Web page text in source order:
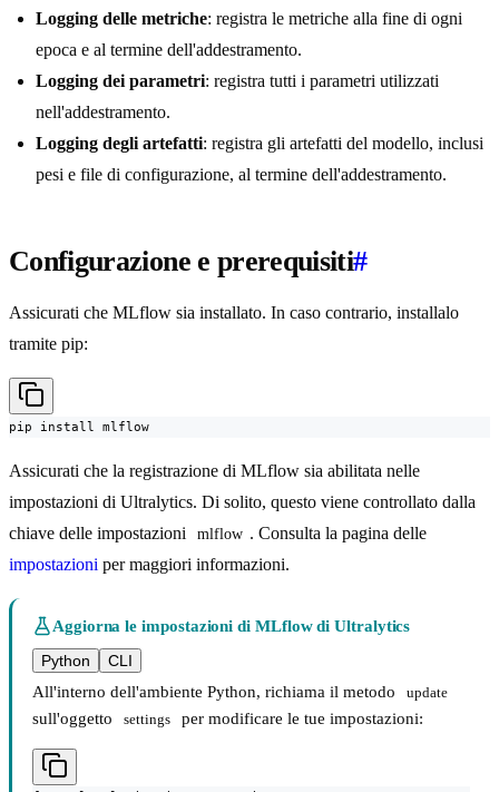
Logging delle metriche: registra le metriche alla fine di ogni
epoca e al termine dell'addestramento.
Logging dei parametri: registra tutti i parametri utilizzati
nell'addestramento.
Logging degli artefatti: registra gli artefatti del modello, inclusi
pesi e file di configurazione, al termine dell'addestramento.
Configurazione e prerequisiti#
Assicurati che MLflow sia installato. In caso contrario, installalo
tramite pip:
pip install mlflow
Assicurati che la registrazione di MLflow sia abilitata nelle
impostazioni di Ultralytics. Di solito, questo viene controllato dalla
chiave delle impostazioni
mlflow . Consulta la pagina delle
impostazioni per maggiori informazioni.
Aggiorna le impostazioni di MLflow di Ultralytics
Python
CLI
All'interno dell'ambiente Python, richiama il metodo
update
sull'oggetto settings per modificare le tue impostazioni: